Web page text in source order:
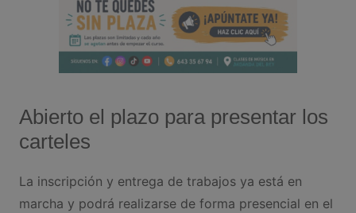
Abierto el plazo para presentar los
carteles
La inscripción y entrega de trabajos ya está en
marcha y podrá realizarse de forma presencial en el